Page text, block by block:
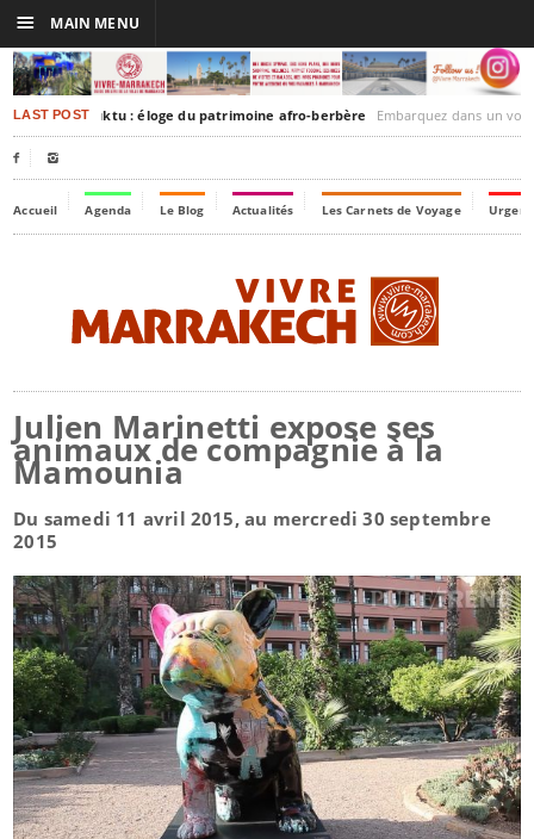
LAST POSTTimbuktu : éloge du patrimoine afro-berbère Embarquez dans un voyage culturel dans le
 
Accueil Agenda Le Blog Actualités Les Carnets de Voyage
Julien Marinetti expose ses
animaux de compagnie à la
Mamounia
Du samedi 11 avril 2015, au mercredi 30 septembre
2015
☰ MAIN MENU